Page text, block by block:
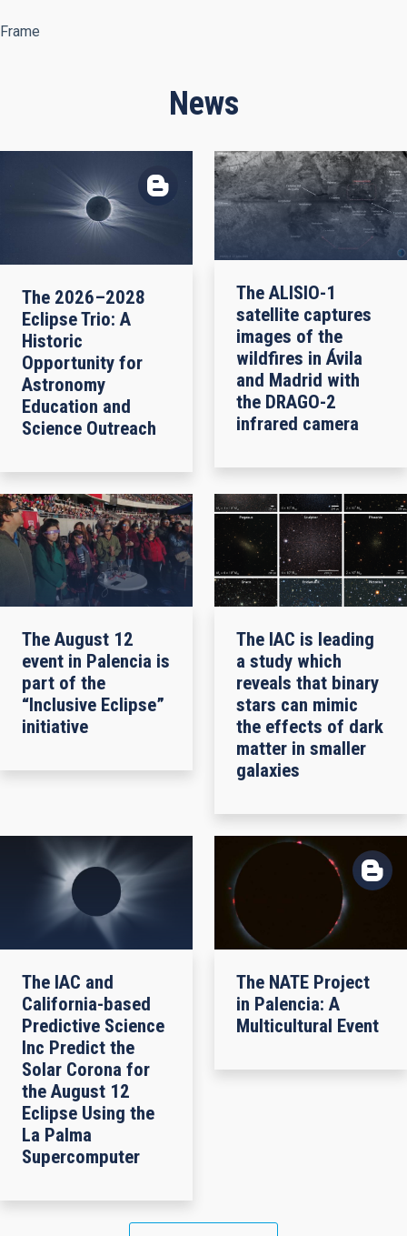
Frame
News
The 2026–2028
Eclipse Trio: A
Historic
Opportunity for
Astronomy
Education and
Science Outreach
The ALISIO-1
satellite captures
images of the
wildfires in Ávila
and Madrid with
the DRAGO-2
infrared camera
The August 12
event in Palencia is
part of the
“Inclusive Eclipse”
initiative
The IAC is leading
a study which
reveals that binary
stars can mimic
the effects of dark
matter in smaller
galaxies
The IAC and
California-based
Predictive Science
Inc Predict the
Solar Corona for
the August 12
Eclipse Using the
La Palma
Supercomputer
The NATE Project
in Palencia: A
Multicultural Event